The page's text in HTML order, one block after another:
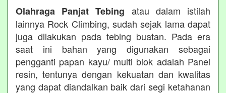
Olahraga Panjat Tebing atau dalam istilah
lainnya Rock Climbing, sudah sejak lama dapat
juga dilakukan pada tebing buatan. Pada era
saat ini bahan yang digunakan sebagai
pengganti papan kayu/ multi blok adalah Panel
resin, tentunya dengan kekuatan dan kwalitas
yang dapat diandalkan baik dari segi ketahanan